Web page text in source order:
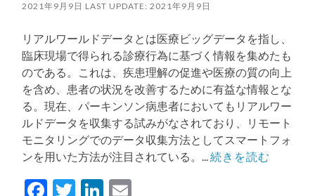
2021年9月9日 LAST UPDATE: 2021年9月9日
リアルワールドデータとは医療ビッグデータを指し、
臨床現場で得られる診療行為に基づく情報を集めたも
のである。これは、疾患理解の促進や医療の質の向上
を含め、患者の状況を改善するために有益な情報とな
る。現在、パーキンソン病患者においてもリアルワー
ルドデータを収集する試みがなされており、リモート
モニタリングでのデータ収集方法としてスマートフォ
ンを用いた方法が注目されている。...続きを読む
Facebook
TwitterLinkedIn